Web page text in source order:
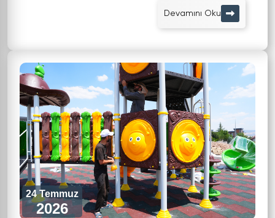
ürünleriyle daha fazla katma değer elde
etmesini sağlamak amacıyla hayata
Devamını Oku
24 Temmuz
2026